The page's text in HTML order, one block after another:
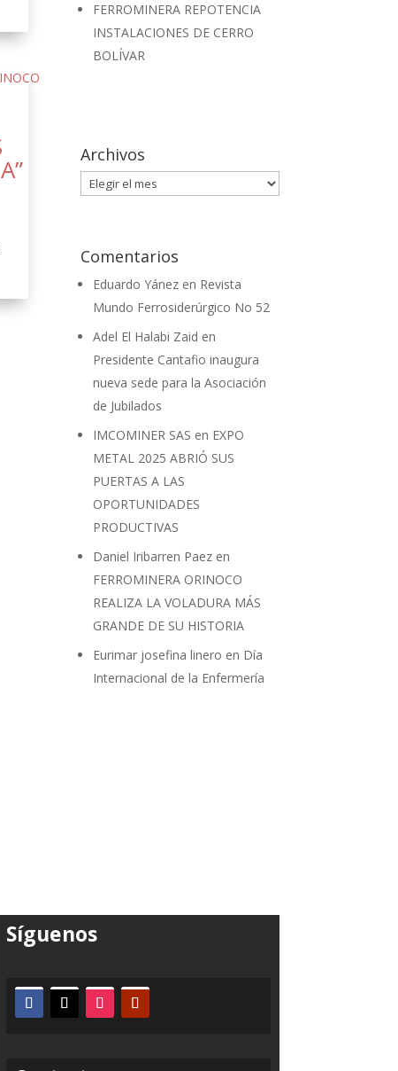
FERROMINERA REPOTENCIA
INSTALACIONES DE CERRO
BOLÍVAR
Archivos
Archivos
Comentarios
Eduardo Yánez en Revista
Mundo Ferrosiderúrgico No 52
Adel El Halabi Zaid en
Presidente Cantafio inaugura
nueva sede para la Asociación
de Jubilados
IMCOMINER SAS en EXPO
METAL 2025 ABRIÓ SUS
PUERTAS A LAS
OPORTUNIDADES
PRODUCTIVAS
Daniel Iribarren Paez en
FERROMINERA ORINOCO
REALIZA LA VOLADURA MÁS
GRANDE DE SU HISTORIA
Eurimar josefina linero en Día
Internacional de la Enfermería
Síguenos